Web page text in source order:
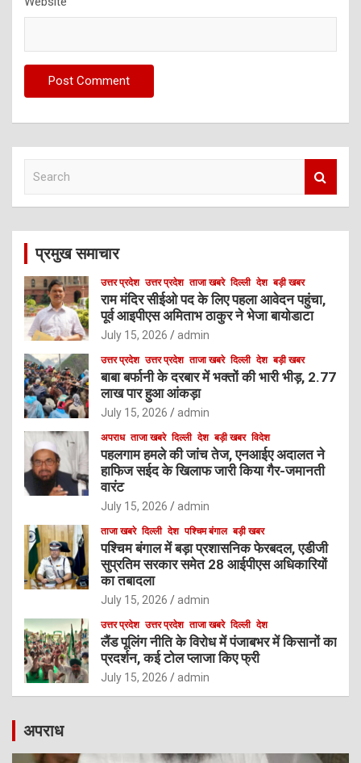
c
प्रमुख समाचार
उत्तर प्रदेश उत्तर प्रदेश ताजा खबरे दिल्ली देश बड़ी खबर
राम मंदिर सीईओ पद के लिए पहला आवेदन पहुंचा,
पूर्व आइपीएस अमिताभ ठाकुर ने भेजा बायोडाटा
July 15, 2026 admin
उत्तर प्रदेश उत्तर प्रदेश ताजा खबरे दिल्ली देश बड़ी खबर
बाबा बर्फानी के दरबार में भक्तों की भारी भीड़, 2.77
लाख पार हुआ आंकड़ा
July 15, 2026 admin
अपराध ताजा खबरे दिल्ली देश बड़ी खबर विदेश
पहलगाम हमले की जांच तेज, एनआईए अदालत ने
हाफिज सईद के खिलाफ जारी किया गैर-जमानती
वारंट
July 15, 2026 admin
ताजा खबरे दिल्ली देश पश्चिम बंगाल बड़ी खबर
पश्चिम बंगाल में बड़ा प्रशासनिक फेरबदल, एडीजी
सुप्रतिम सरकार समेत 28 आईपीएस अधिकारियों
का तबादला
July 15, 2026 admin
उत्तर प्रदेश उत्तर प्रदेश ताजा खबरे दिल्ली देश
लैंड पूलिंग नीति के विरोध में पंजाबभर में किसानों का
प्रदर्शन, कई टोल प्लाजा किए फ्री
July 15, 2026 admin
अपराध